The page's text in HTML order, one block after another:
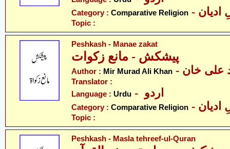
Category : Comparative Religion ادیان
Topic :
Peshkash - Manae zakat
پیشکش - مانع زکوات
Author : Mir Murad Ali Khan علی خان
Translator :
Language : Urdu
Category : Comparative Religion ادیان
Topic :
Peshkash - Masla tehreef-ul-Quran